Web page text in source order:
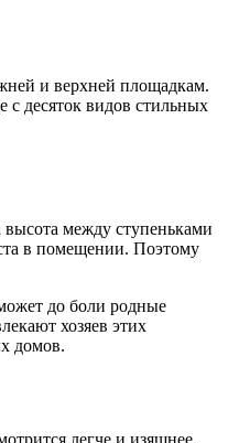
и верхней площадкам.
десяток видов стильных
между ступеньками
в помещении. Поэтому
до боли родные
хозяев этих
домов.